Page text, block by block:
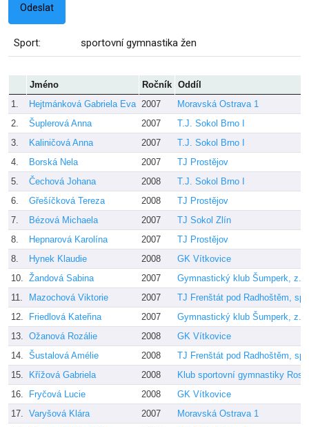
Sport: sportovní gymnastika žen
Jméno Ročník Oddíl
1.
Hejtmánková Gabriela Eva 2007
Moravská Ostrava 1
2.
Šuplerová Anna 2007
T.J. Sokol Brno I
3.
Kaliničová Anna 2007
T.J. Sokol Brno I
4.
Borská Nela 2007
TJ Prostějov
5.
Čechová Johana 2008
T.J. Sokol Brno I
6.
Gřešíčková Tereza 2008
TJ Prostějov
7.
Bézová Michaela 2007
TJ Sokol Zlín
8.
Hepnarová Karolína 2007
TJ Prostějov
8.
Hynek Klaudie 2008
GK Vítkovice
10. Žandová Sabina 2007
Gymnastický klub Šumperk, z.s.
11.
Mazochová Viktorie 2007
TJ Frenštát pod Radhoštěm,
12.
Friedlová Kateřina 2007
Gymnastický klub Šumperk, z.s.
13. Ožanová Rozálie 2008
GK Vítkovice
14. Šustalová Amélie 2008
TJ Frenštát pod Radhoštěm,
15.
Křížová Gabriela 2008
Klub sportovní gymnastiky
16.
Fryčová Lucie 2008
GK Vítkovice
17. Varyšová Klára 2007
Moravská Ostrava 1